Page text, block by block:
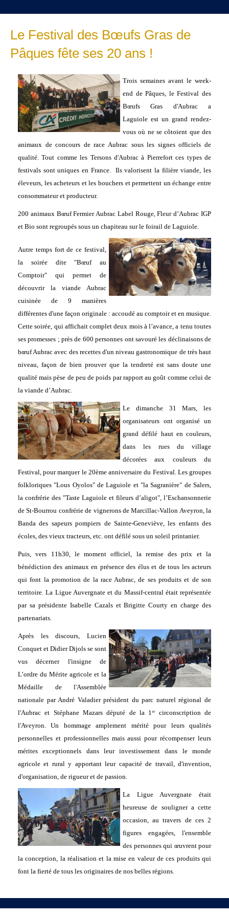
Le Festival des Bœufs Gras de
Pâques fête ses 20 ans !
Trois semaines avant le week-
end de Pâques, le Festival des
Bœufs Gras d'Aubrac a
Laguiole est un grand rendez-
vous où ne se côtoient que des
animaux de concours de race Aubrac sous les signes officiels de
qualité. Tout comme les Tersons d'Aubrac à Pierrefort ces types de
festivals sont uniques en France. Ils valorisent la filière viande, les
éleveurs, les acheteurs et les bouchers et permettent un échange entre
consommateur et producteur.
200 animaux Bœuf Fermier Aubrac Label Rouge, Fleur d’Aubrac IGP
et Bio sont regroupés sous un chapiteau sur le foirail de Laguiole.
Autre temps fort de ce festival,
la soirée dite "Bœuf au
Comptoir" qui permet de
découvrir la viande Aubrac
cuisinée de 9 manières
différentes d'une façon originale : accoudé au comptoir et en musique.
Cette soirée, qui affichait complet deux mois à l’avance, a tenu toutes
ses promesses ; près de 600 personnes ont savouré les déclinaisons de
bœuf Aubrac avec des recettes d'un niveau gastronomique de très haut
niveau, façon de bien prouver que la tendreté est sans doute une
qualité mais pèse de peu de poids par rapport au goût comme celui de
la viande d’Aubrac.
Le dimanche 31 Mars, les
organisateurs ont organisé un
grand défilé haut en couleurs,
dans les rues du village
décorées aux couleurs du
Festival, pour marquer le 20ème anniversaire du Festival. Les groupes
folkloriques "Lous Oyolos" de Laguiole et "la Sagranière" de Salers,
la confrérie des "Taste Laguiole et fileurs d’aligot", l’Eschansonnerie
de St-Bourrou confrérie de vignerons de Marcillac-Vallon Aveyron, la
Banda des sapeurs pompiers de Sainte-Geneviève, les enfants des
écoles, des vieux tracteurs, etc. ont défilé sous un soleil printanier.
Puis, vers 11h30, le moment officiel, la remise des prix et la
bénédiction des animaux en présence des élus et de tous les acteurs
qui font la promotion de la race Aubrac, de ses produits et de son
territoire. La Ligue Auvergnate et du Massif-central était représentée
par sa présidente Isabelle Cazals et Brigitte Courty en charge des
partenariats.
Après les discours, Lucien
Conquet et Didier Dijols se sont
vus décerner l'insigne de
L’ordre du Mérite agricole et la
Médaille de l'Assemblée
nationale par André Valadier président du parc naturel régional de
l'Aubrac et Stéphane Mazars député de la 1ʳᵉ circonscription de
l'Aveyron. Un hommage amplement mérité pour leurs qualités
personnelles et professionnelles mais aussi pour récompenser leurs
mérites exceptionnels dans leur investissement dans le monde
agricole et rural y apportant leur capacité de travail, d'invention,
d'organisation, de rigueur et de passion.
La Ligue Auvergnate était
heureuse de souligner a cette
occasion, au travers de ces 2
figures engagées, l'ensemble
des personnes qui œuvrent pour
la conception, la réalisation et la mise en valeur de ces produits qui
font la fierté de tous les originaires de nos belles régions.